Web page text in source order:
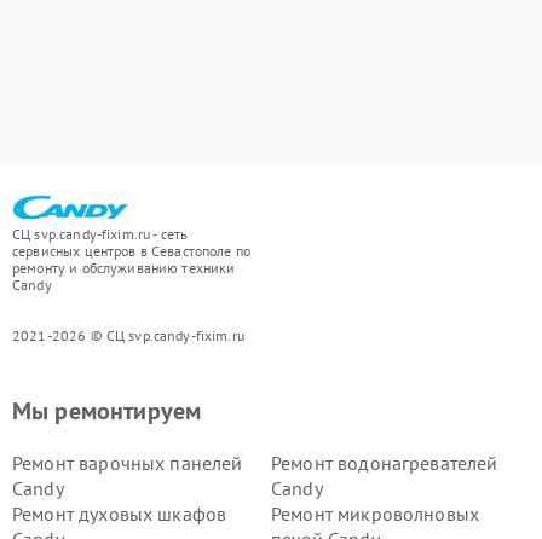
СЦ svp.candy-fixim.ru - сеть
сервисных центров в Севастополе по
ремонту и обслуживанию техники
Candy
2021-2026 © СЦ svp.candy-fixim.ru
Мы ремонтируем
Ремонт варочных панелей
Candy
Ремонт водонагревателей
Candy
Ремонт духовых шкафов
Ремонт микроволновых